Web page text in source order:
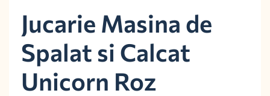
Jucarie Masina de
Spalat si Calcat
Unicorn Roz